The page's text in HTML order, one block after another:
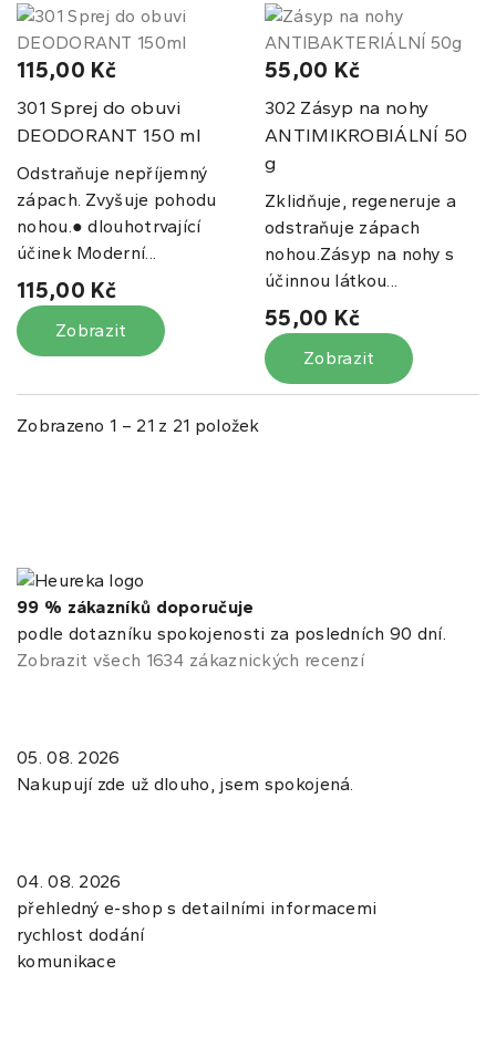
115,00 Kč
301 Sprej do obuvi
DEODORANT 150 ml
Odstraňuje nepříjemný
zápach. Zvyšuje pohodu
nohou.● dlouhotrvající
účinek Moderní...
115,00 Kč
Zobrazit
55,00 Kč
302 Zásyp na nohy
ANTIMIKROBIÁLNÍ 50
g
Zklidňuje, regeneruje a
odstraňuje zápach
nohou.Zásyp na nohy s
účinnou látkou...
55,00 Kč
Zobrazit
Zobrazeno 1 – 21 z 21 položek
99 % zákazníků doporučuje
podle dotazníku spokojenosti za posledních 90 dní.
Zobrazit všech 1634 zákaznických recenzí
05. 08. 2026
Nakupují zde už dlouho, jsem spokojená.
04. 08. 2026
přehledný e-shop s detailními informacemi
rychlost dodání
komunikace